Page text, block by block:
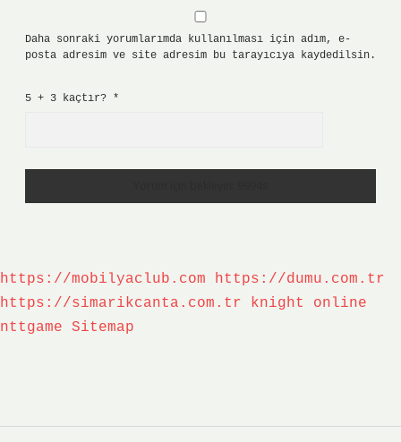
Daha sonraki yorumlarımda kullanılması için adım, e-
posta adresim ve site adresim bu tarayıcıya kaydedilsin.
5 + 3 kaçtır? *
https://mobilyaclub.com
https://dumu.com.tr
https://simarikcanta.com.tr
knight online
nttgame
Sitemap